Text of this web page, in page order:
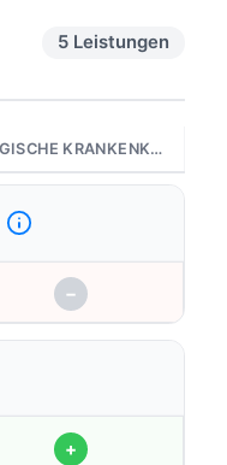
5 Leistungen
BERGISCHE KRANKENKASSE
−
+